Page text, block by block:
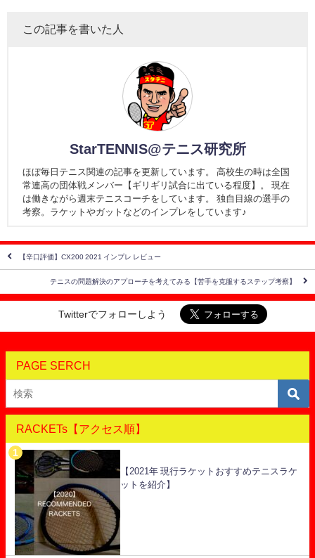
この記事を書いた人
StarTENNIS@テニス研究所
ほぼ毎日テニス関連の記事を更新しています。 高校生の時は全国
常連高の団体戦メンバー【ギリギリ試合に出ている程度】。 現在
は働きながら週末テニスコーチをしています。 独自目線の選手の
考察。ラケットやガットなどのインプレをしています♪
【辛口評価】CX200 2021 インプレ レビュー
テニスの問題解決のアプローチを考えてみる【苦手を克服するステップ考察】
Twitterでフォローしよう
PAGE SERCH
RACKETs【アクセス順】
【2021年 現行ラケットおすすめテニスラケ
ットを紹介】